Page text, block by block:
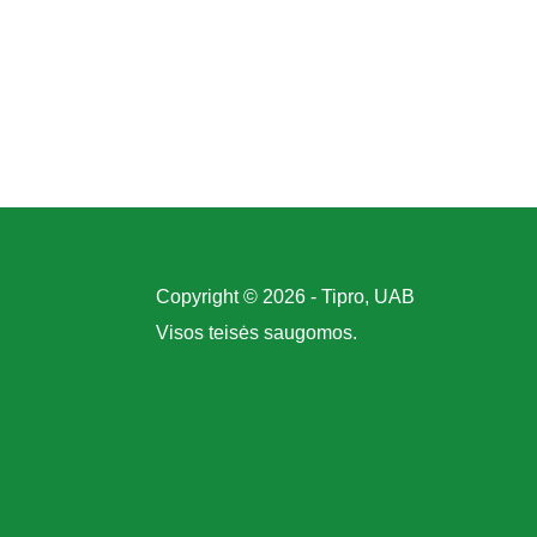
Copyright © 2026 - Tipro, UAB
Visos teisės saugomos.